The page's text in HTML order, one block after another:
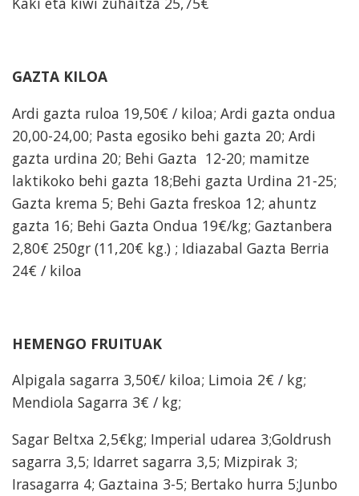
GAZTA KILOA
Ardi gazta ruloa 19,50€ / kiloa; Ardi gazta ondua
20,00-24,00; Pasta egosiko behi gazta 20; Ardi
gazta urdina 20; Behi Gazta 12-20; mamitze
laktikoko behi gazta 18;Behi gazta Urdina 21-25;
Gazta krema 5; Behi Gazta freskoa 12; ahuntz
gazta 16; Behi Gazta Ondua 19€/kg; Gaztanbera
2,80€ 250gr (11,20€ kg.) ; Idiazabal Gazta Berria
24€ / kiloa
HEMENGO FRUITUAK
Alpigala sagarra 3,50€/ kiloa; Limoia 2€ / kg;
Mendiola Sagarra 3€ / kg;
Sagar Beltxa 2,5€kg; Imperial udarea 3;Goldrush
sagarra 3,5; Idarret sagarra 3,5; Mizpirak 3;
Irasagarra 4; Gaztaina 3-5; Bertako hurra 5;Junbo